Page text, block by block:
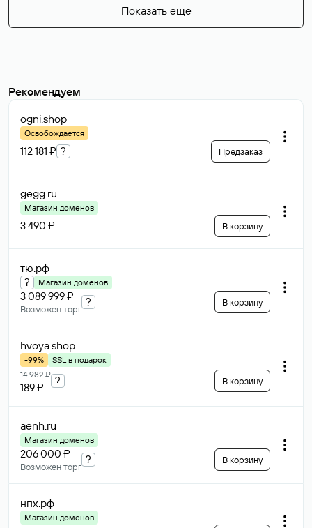
Показать еще
Рекомендуем
ogni.shop
Освобождается
112 181 ₽ ? Предзаказ
gegg.ru
Магазин доменов
3 490 ₽ В корзину
тю.рф
? Магазин доменов
3 089 999 ₽
Возможен торг
? В корзину
hvoya.shop
-99%
SSL в подарок
14 982 ₽
189 ₽
? В корзину
aenh.ru
Магазин доменов
206 000 ₽
Возможен торг
? В корзину
нпх.рф
Магазин доменов